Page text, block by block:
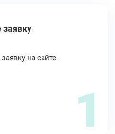
заявку
на сайте.
1